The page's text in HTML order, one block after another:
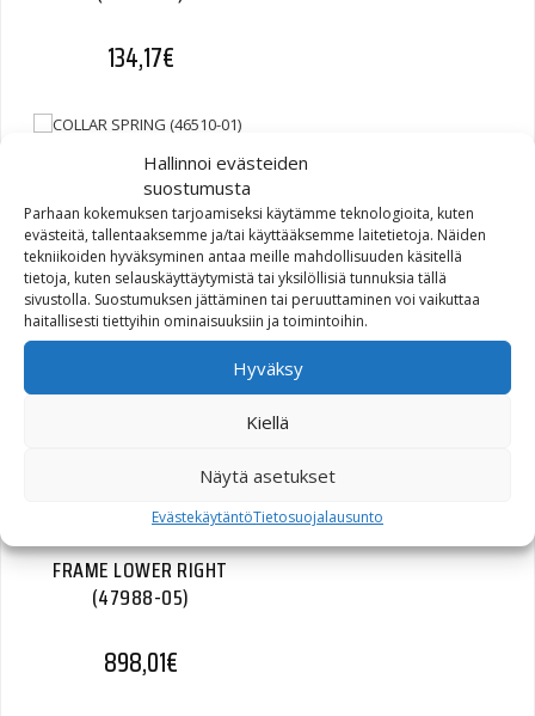
Hallinnoi evästeiden
suostumusta
Parhaan kokemuksen tarjoamiseksi käytämme teknologioita, kuten
evästeitä, tallentaaksemme ja/tai käyttääksemme laitetietoja. Näiden
tekniikoiden hyväksyminen antaa meille mahdollisuuden käsitellä
tietoja, kuten selauskäyttäytymistä tai yksilöllisiä tunnuksia tällä
sivustolla. Suostumuksen jättäminen tai peruuttaminen voi vaikuttaa
haitallisesti tiettyihin ominaisuuksiin ja toimintoihin.
Hyväksy
Kiellä
Näytä asetukset
EvästekäytäntöTietosuojalausunto
134,17€
COLLAR SPRING (46510-01)
25,54€
PACKING SEAL (46615-06)
FRAME LOWER RIGHT
(47988-05)
898,01€